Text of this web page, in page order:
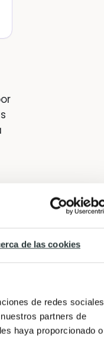
de las cookies
de redes sociales
partners de
haya proporcionado o